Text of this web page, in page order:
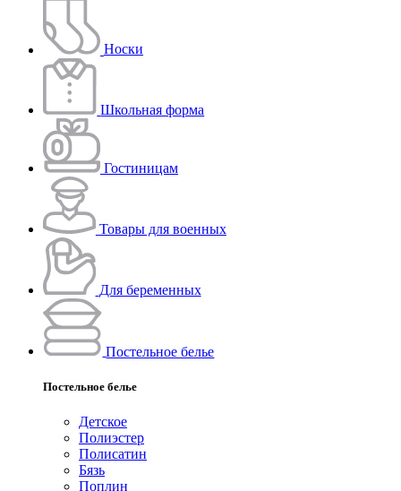
Носки
Школьная форма
Гостиницам
Товары для военных
Для беременных
Постельное белье
Постельное белье
Детское
Полиэстeр
Полисатин
Бязь
Поплин